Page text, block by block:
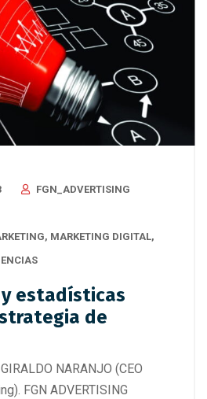
FGN_ADVERTISING
, MARKETING DIGITAL,
estadísticas
de
NARANJO (CEO
FGN ADVERTISING